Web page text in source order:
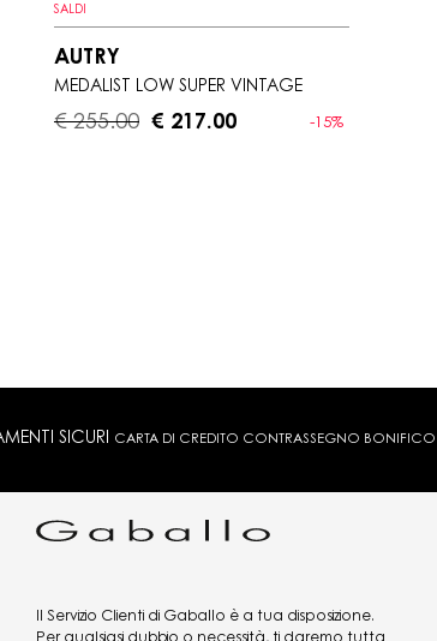
SALDI
AUTRY
MEDALIST LOW SUPER VINTAGE
€ 255.00 -15%
€ 217.00
SICURI CARTA DI CREDITO CONTRASSEGNO BONIFICO
Il Servizio Clienti di Gaballo è a tua disposizione.